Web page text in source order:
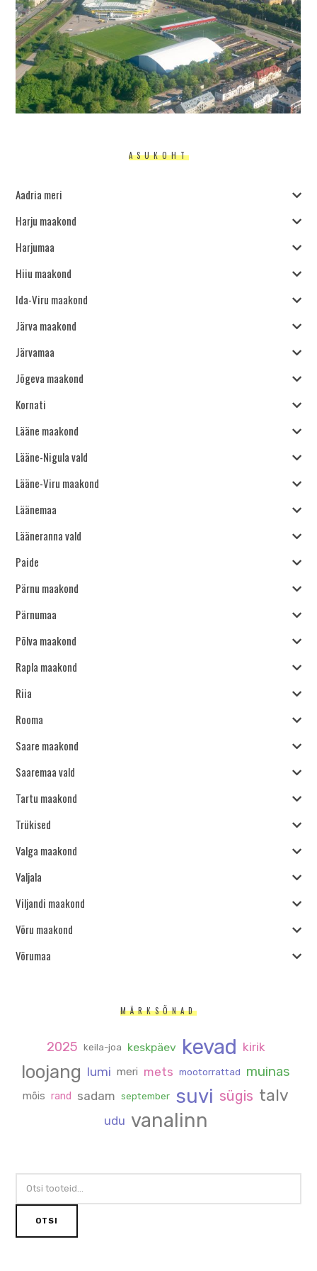
ASUKOHT
Aadria meri
Harju maakond
Harjumaa
Hiiu maakond
Ida-Viru maakond
Järva maakond
Järvamaa
Jõgeva maakond
Kornati
Lääne maakond
Lääne-Nigula vald
Lääne-Viru maakond
Läänemaa
Lääneranna vald
Paide
Pärnu maakond
Pärnumaa
Põlva maakond
Rapla maakond
Riia
Rooma
Saare maakond
Saaremaa vald
Tartu maakond
Trükised
Valga maakond
Valjala
Viljandi maakond
Võru maakond
Võrumaa
MÄRKSÕNAD
2025 keila-joa keskpäev kevad kirik
loojang lumi meri mets mootorrattad muinas
mõis rand sadam september suvi sügis talv
udu vanalinn
OTSI